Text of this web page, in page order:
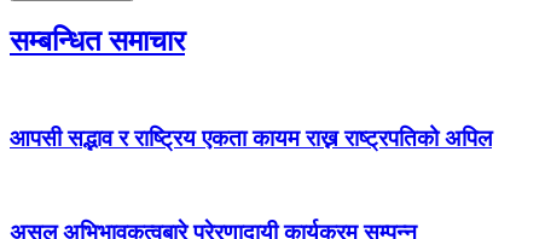
सम्बन्धित समाचार
आपसी सद्भाव र राष्ट्रिय एकता कायम राख्न राष्ट्रपतिको अपिल
असल अभिभावकत्वबारे प्रेरणादायी कार्यक्रम सम्पन्न